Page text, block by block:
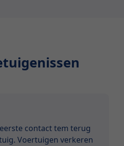
contact tem terug
Voertuigen verkeren